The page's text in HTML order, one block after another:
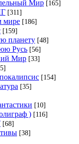
Мир [165]
[311]
мире [186]
[159]
планету [48]
Русь [56]
Мир [33]
[154]
[35]
[10]
) [116]
[68]
[38]